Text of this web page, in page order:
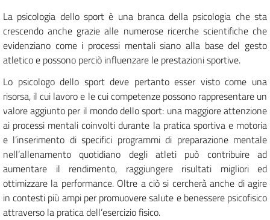
La psicologia dello sport è una branca della psicologia che sta
crescendo anche grazie alle numerose ricerche scientifiche che
evidenziano come i processi mentali siano alla base del gesto
atletico e possono perciò influenzare le prestazioni sportive.
Lo psicologo dello sport deve pertanto esser visto come una
risorsa, il cui lavoro e le cui competenze possono rappresentare un
valore aggiunto per il mondo dello sport: una maggiore attenzione
ai processi mentali coinvolti durante la pratica sportiva e motoria
e l’inserimento di specifici programmi di preparazione mentale
nell’allenamento quotidiano degli atleti può contribuire ad
aumentare il rendimento, raggiungere risultati migliori ed
ottimizzare la performance. Oltre a ciò si cercherà anche di agire
in contesti più ampi per promuovere salute e benessere psicofisico
attraverso la pratica dell’esercizio fisico.